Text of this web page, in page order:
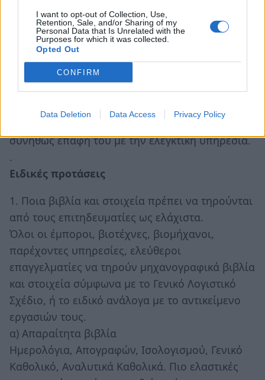
I want to opt-out of Collection, Use,
Retention, Sale, and/or Sharing of my
Personal Data that Is Unrelated with the
Purposes for which it was collected.
Opted Out
CONFIRM
Data Deletion Data Access Privacy Policy
φόρων κάθε επιχείρησης.
Να είναι συνυπεύθυνος και να υφίσταται
σοβαρές κυρώσεις σε κάθε περίπτωση που
αποδεικνύεται ότι καθοδήγησε και παρέσυρε
τον επιτηδευματία σε φοροδιαφυγή.
Να είναι εκπρόσωπος του επιτηδευματία, αφού
θα συμβουλεύει για την πορεία των εργασιών
του και θα τον απαλλάσσει από την επώδυνη
συνήθως επαφή του με την ελεγκτική υπηρεσία.
.
Ειδικές προτάσεις
1. Ποια βιβλία και στοιχεία πρέπει να τηρούνται
από τους επιτηδευματίες ως ελάχιστα.
Όλοι οι έμποροι, βιοτέχνες, βιομήχανοι,
παρέχοντες υπηρεσίες, ελεύθεροι
επαγγελματίες να τηρούν μηχανογραφικά βιβλία
και στοιχεία σύμφωνα με το Γενικό Λογιστικό
Σχέδιο, ή το ειδικό ανάλογα με το αντικείμενο
εργασιών τους.
α) Απαραίτητα βιβλία
Ημερολόγια, Απογραφών, Ισολογισμού, Γενικό
Καθολικό, Αναλυτικά Καθολικά. Πιο ελαστικές